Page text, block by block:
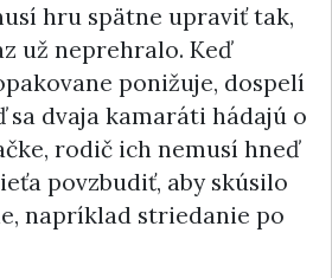
hru spätne upraviť tak,
už neprehralo. Keď
ponižuje, dospelí
sa dvaja kamaráti hádajú o
rodič ich nemusí hneď
povzbudiť, aby skúsilo
napríklad striedanie po